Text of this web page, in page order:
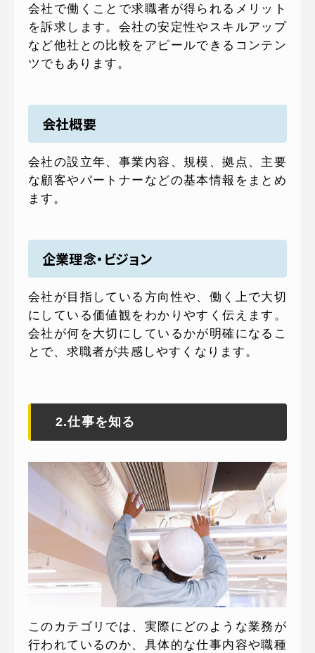
会社で働くことで求職者が得られるメリット
を訴求します。会社の安定性やスキルアップ
など他社との比較をアピールできるコンテン
ツでもあります。
会社概要
会社の設立年、事業内容、規模、拠点、主要
な顧客やパートナーなどの基本情報をまとめ
ます。
企業理念・ビジョン
会社が目指している方向性や、働く上で大切
にしている価値観をわかりやすく伝えます。
会社が何を大切にしているかが明確になるこ
とで、求職者が共感しやすくなります。
2.仕事を知る
このカテゴリでは、実際にどのような業務が
行われているのか、具体的な仕事内容や職種